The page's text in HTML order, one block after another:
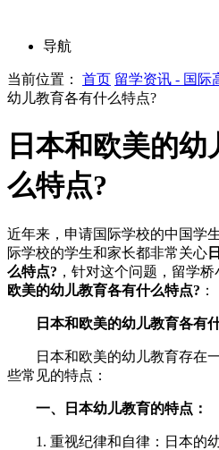
导航
当前位置： 首页 留学资讯 - 国际
幼儿教育各有什么特点?
日本和欧美的
么特点?
近年来，申请国际学校的中国学
际学校的学生和家长都非常关心
么特点? ，针对这个问题，留学
欧美的幼儿教育各有什么特点? ：
日本和欧美的幼儿教育各有
日本和欧美的幼儿教育存在一
些常见的特点：
一、日本幼儿教育的特点：
1. 重视纪律和自律：日本的